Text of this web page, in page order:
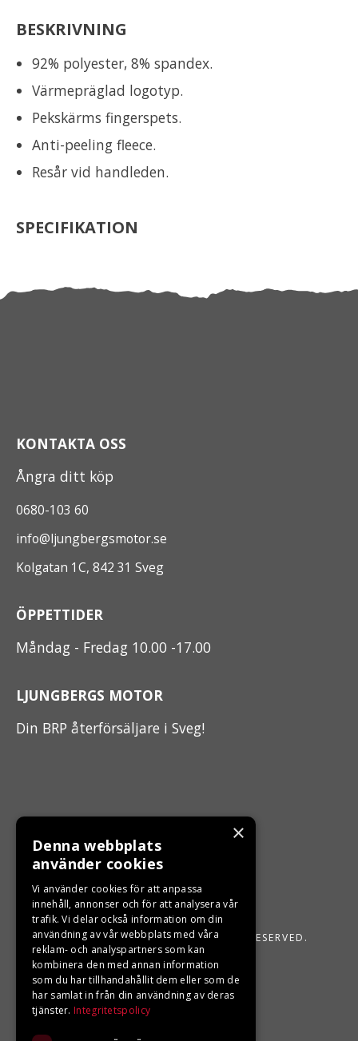
BESKRIVNING
92% polyester, 8% spandex.
Värmepräglad logotyp.
Pekskärms fingerspets.
Anti-peeling fleece.
Resår vid handleden.
SPECIFIKATION
KONTAKTA OSS
Ångra ditt köp
0680-103 60
info@ljungbergsmotor.se
Kolgatan 1C, 842 31 Sveg
ÖPPETTIDER
Måndag - Fredag 10.00 -17.00
LJUNGBERGS MOTOR
Din BRP återförsäljare i Sveg!
LJUNGBERGS MOTOR 2026. ALL RIGHTS RESERVED.
POWERED BY EMPORI CMS
×
Denna webbplats
använder cookies
Vi använder cookies för att anpassa
innehåll, annonser och för att analysera vår
trafik. Vi delar också information om din
användning av vår webbplats med våra
reklam- och analyspartners som kan
kombinera den med annan information
som du har tillhandahållit dem eller som de
har samlat in från din användning av deras
tjänster. Integritetspolicy